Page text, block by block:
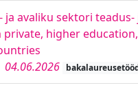
ja avaliku sektori
higher
04.06.2026